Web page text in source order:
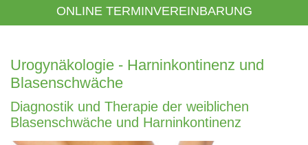
ONLINE TERMINVEREINBARUNG
Urogynäkologie - Harninkontinenz und
Blasenschwäche
Diagnostik und Therapie der weiblichen
Blasenschwäche und Harninkontinenz